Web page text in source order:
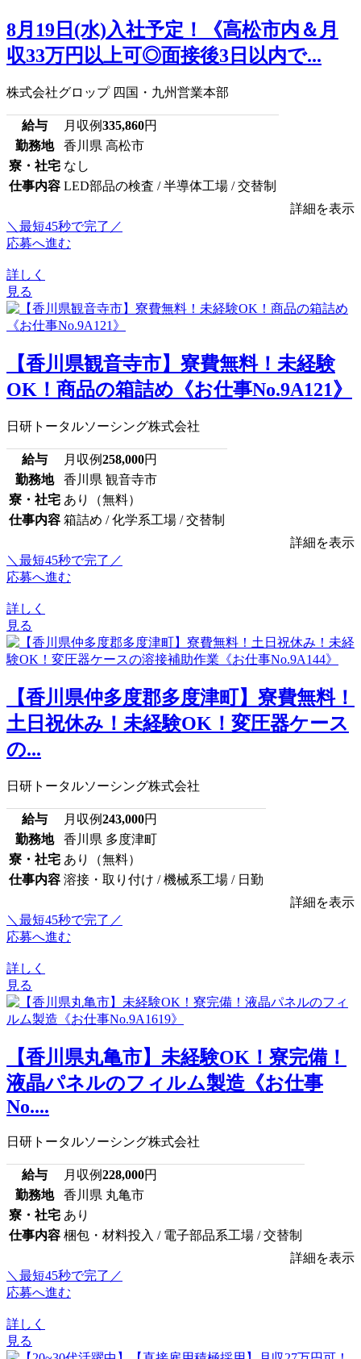
8月19日(水)入社予定！《高松市内＆月
収33万円以上可◎面接後3日以内で...
株式会社グロップ 四国・九州営業本部
給与 月収例335,860円
勤務地
香川県 高松市
寮・社宅 なし
仕事内容 LED部品の検査 / 半導体工場 / 交替制
詳細を表示
＼最短45秒で完了／
応募へ進む
詳しく
見る
【香川県観音寺市】寮費無料！未経験
OK！商品の箱詰め《お仕事No.9A121》
日研トータルソーシング株式会社
給与 月収例258,000円
勤務地
香川県 観音寺市
寮・社宅 あり（無料）
仕事内容 箱詰め / 化学系工場 / 交替制
詳細を表示
＼最短45秒で完了／
応募へ進む
詳しく
見る
【香川県仲多度郡多度津町】寮費無料！
土日祝休み！未経験OK！変圧器ケース
の...
日研トータルソーシング株式会社
給与 月収例243,000円
勤務地
香川県 多度津町
寮・社宅 あり（無料）
仕事内容 溶接・取り付け / 機械系工場 / 日勤
詳細を表示
＼最短45秒で完了／
応募へ進む
詳しく
見る
【香川県丸亀市】未経験OK！寮完備！
液晶パネルのフィルム製造《お仕事
No....
日研トータルソーシング株式会社
給与 月収例228,000円
勤務地
香川県 丸亀市
寮・社宅 あり
仕事内容 梱包・材料投入 / 電子部品系工場 / 交替制
詳細を表示
＼最短45秒で完了／
応募へ進む
詳しく
見る